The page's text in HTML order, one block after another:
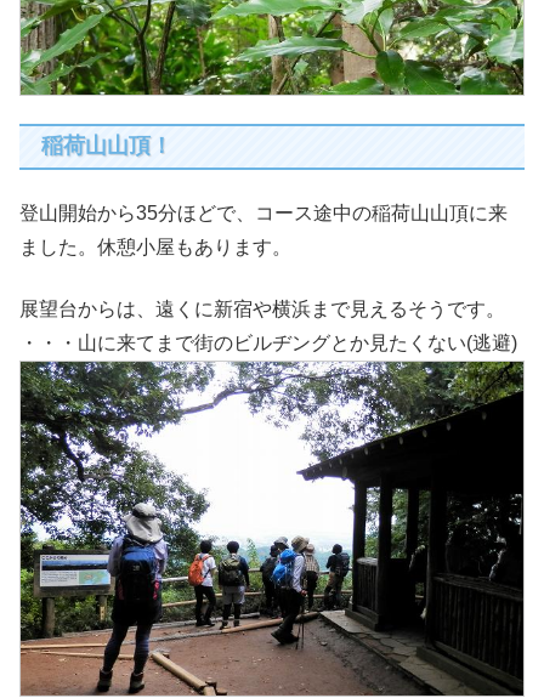
稲荷山山頂！
登山開始から35分ほどで、コース途中の稲荷山山頂に来
ました。休憩小屋もあります。
展望台からは、遠くに新宿や横浜まで見えるそうです。
・・・山に来てまで街のビルヂングとか見たくない(逃避)